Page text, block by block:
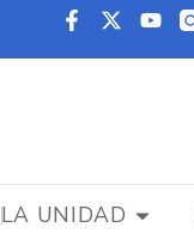
LA UNIDAD